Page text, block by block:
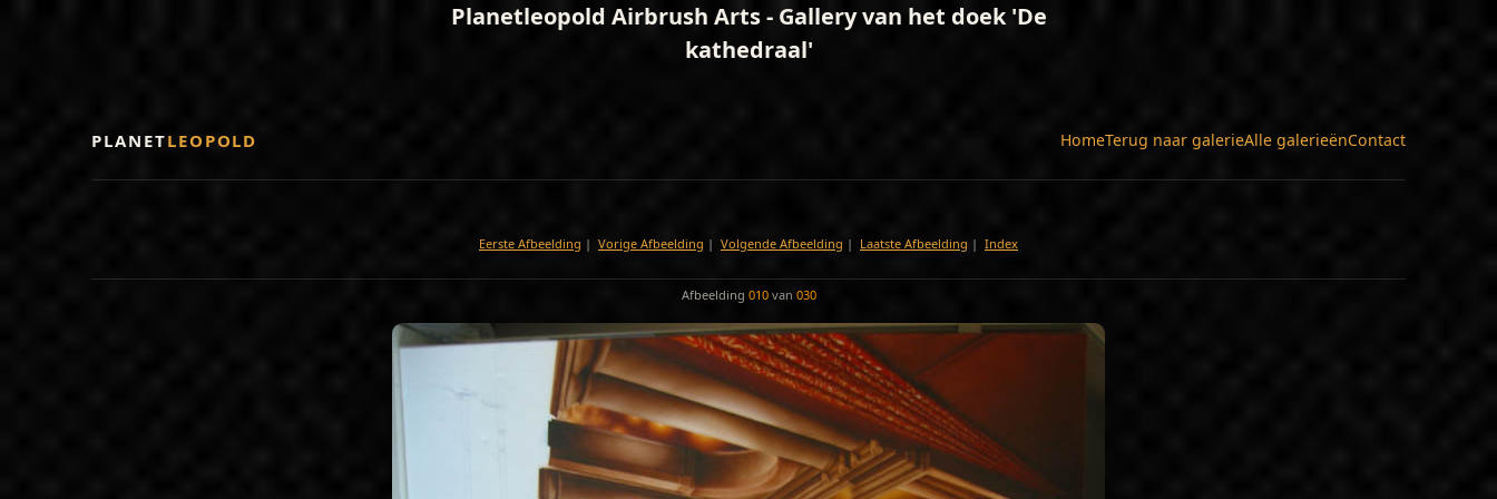
Planetleopold Airbrush Arts - Gallery van het doek 'De
kathedraal'
PLANETLEOPOLD HomeTerug naar galerieAlle galerieënContact
Eerste Afbeelding | Vorige Afbeelding | Volgende Afbeelding | Laatste Afbeelding | Index
Afbeelding 010van 030